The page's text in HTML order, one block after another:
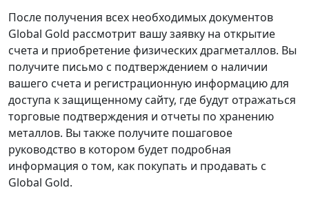
После получения всех необходимых документов
Global Gold рассмотрит вашу заявку на открытие
счета и приобретение физических драгметаллов. Вы
получите письмо с подтверждением о наличии
вашего счета и регистрационную информацию для
доступа к защищенному сайту, где будут отражаться
торговые подтверждения и отчеты по хранению
металлов. Вы также получите пошаговое
руководство в котором будет подробная
информация о том, как покупать и продавать с
Global Gold.